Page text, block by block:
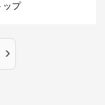
ップ
›